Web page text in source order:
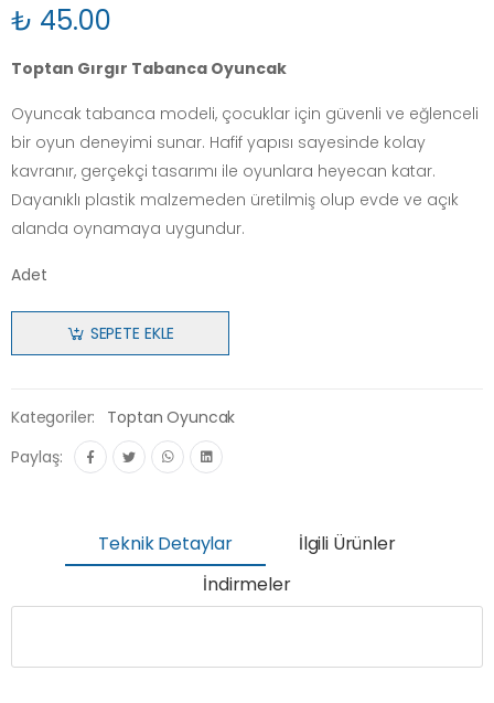
₺ 45.00
Toptan Gırgır Tabanca Oyuncak
Oyuncak tabanca modeli, çocuklar için güvenli ve eğlenceli
bir oyun deneyimi sunar. Hafif yapısı sayesinde kolay
kavranır, gerçekçi tasarımı ile oyunlara heyecan katar.
Dayanıklı plastik malzemeden üretilmiş olup evde ve açık
alanda oynamaya uygundur.
Adet
SEPETE EKLE
Kategoriler:
Toptan Oyuncak
Paylaş:
Teknik Detaylar
İlgili Ürünler
İndirmeler